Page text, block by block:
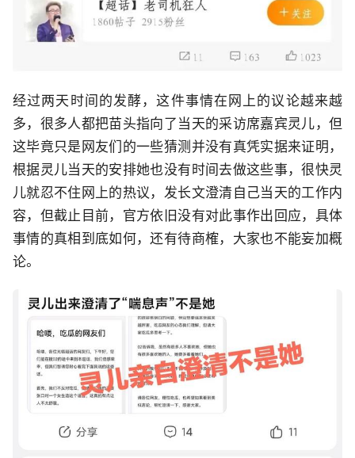
经过两天时间的发酵，这件事情在网上的议论越来越
多，很多人都把苗头指向了当天的采访席嘉宾灵儿，但
这毕竟只是网友们的一些猜测并没有真凭实据来证明，
根据灵儿当天的安排她也没有时间去做这些事，很快灵
儿就忍不住网上的热议，发长文澄清自己当天的工作内
容，但截止目前，官方依旧没有对此事作出回应，具体
事情的真相到底如何，还有待商榷，大家也不能妄加概
论。